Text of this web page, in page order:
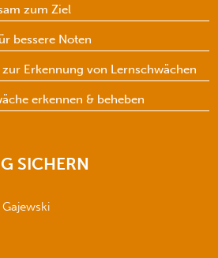
zum Ziel
bessere Noten
Erkennung von Lernschwächen
erkennen & beheben
SICHERN